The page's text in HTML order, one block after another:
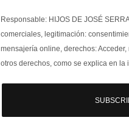
Responsable: HIJOS DE JOSÉ
comerciales, legitimación:
mensajería online, derechos:
otros derechos, como se explica en la